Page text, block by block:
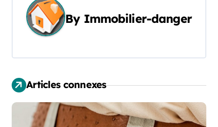
i
o
By Immobilier-danger
Articles connexes